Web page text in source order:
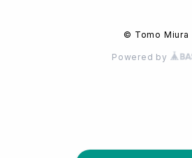
© Tomo Miura
Powered by